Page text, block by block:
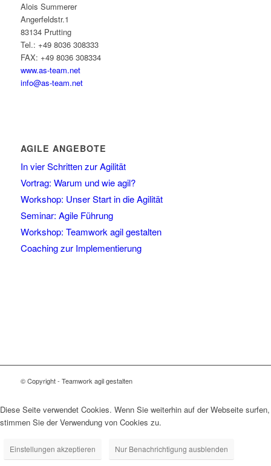
Alois Summerer
Angerfeldstr.1
83134 Prutting
Tel.: +49 8036 308333
FAX: +49 8036 308334
www.as-team.net
info@as-team.net
AGILE ANGEBOTE
In vier Schritten zur Agilität
Vortrag: Warum und wie agil?
Workshop: Unser Start in die Agilität
Seminar: Agile Führung
Workshop: Teamwork agil gestalten
Coaching zur Implementierung
© Copyright - Teamwork agil gestalten
Diese Seite verwendet Cookies. Wenn Sie weiterhin auf der Webseite surfen,
stimmen Sie der Verwendung von Cookies zu.
Einstellungen akzeptieren Nur Benachrichtigung ausblenden